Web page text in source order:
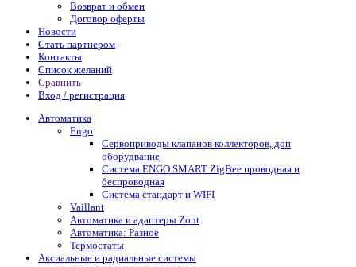
Возврат и обмен
Договор оферты
Новости
Стать партнером
Контакты
Список желаний
Сравнить
Вход / регистрация
Автоматика
Engo
Сервоприводы клапанов коллекторов, доп
оборудвание
Система ENGO SMART ZigBee проводная и
беспроводная
Система стандарт и WIFI
Vaillant
Автоматика и адаптеры Zont
Автоматика: Разное
Термостаты
Аксиальные и радиальные системы